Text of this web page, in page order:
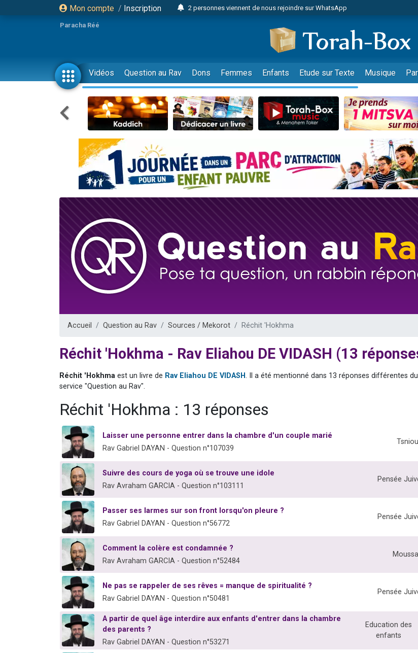
Mon compte / Inscription
2 personnes viennent de nous rejoindre sur WhatsApp
2 nouvelles musiques dans Torah-Box Music
8 personnes viennent de faire un don pour Tsédaka : pauvres d'Israel
4 personnes viennent de faire un don pour Diane, 80 ans, dans un
Nouvelle émission radio : Visions de grandeur n°104 : Le Chabbath et le Birkat
61 personnes viennent de demander une bénédiction
39 personnes viennent de faire un don pour Sauvez la jambe de Yohan
Il reste 49 places pour étudier en groupe sur Zoom
Nathaniel vient de donner son Maasser
6 personnes viennent de faire un don pour 5 enfants déjà orphelins
2 personnes viennent de faire un don pour Reloger Rivka, 6 enfants, victime
10 personnes viennent de demander une bénédiction
Il reste 49 places pour étudier en groupe sur Zoom
Dovan vient de donner son Maasser
2 personnes viennent de nous rejoindre sur WhatsApp
2 personnes viennent de nous rejoindre sur WhatsApp
Malgorzata vient de donner son Maasser
Paracha Réé
Vidéos Question au Rav Dons Femmes Enfants Etude sur Texte Musique
Accueil Question au Rav Sources / Mekorot Réchit 'Hokhma
Réchit 'Hokhma - Rav Eliahou DE VIDASH (13
Réchit 'Hokhma est un livre de Rav Eliahou DE VIDASH. Il a été mentionné dans 13 réponses différentes du
service "Question au Rav".
Réchit 'Hokhma : 13 réponses
Laisser une personne entrer dans la chambre d'un couple marié
Rav Gabriel DAYAN - Question n°107039
Suivre des cours de yoga où se trouve une idole
Rav Avraham GARCIA - Question n°103111
Pensée
Passer ses larmes sur son front lorsqu'on pleure ?
Rav Gabriel DAYAN - Question n°56772
Pensée
Comment la colère est condamnée ?
Rav Avraham GARCIA - Question n°52484
Ne pas se rappeler de ses rêves = manque de spiritualité ?
Rav Gabriel DAYAN - Question n°50481
Pensée
A partir de quel âge interdire aux enfants d'entrer dans la chambre
des parents ?
Rav Gabriel DAYAN - Question n°53271
Education des
enfants